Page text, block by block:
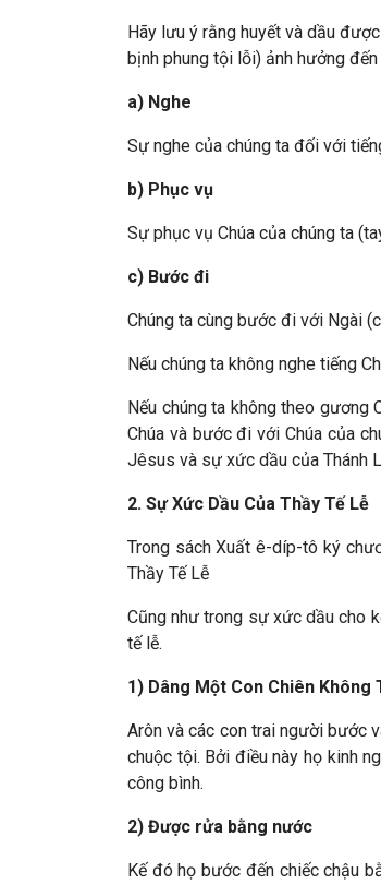
Hãy lưu ý rằng huyết và dầu
bịnh phung tội lỗi) ảnh hưởng
a) Nghe
Sự nghe của chúng ta đối với
b) Phục vụ
Sự phục vụ Chúa của chúng ta
c) Bước đi
Chúng ta cùng bước đi với Ngài
Nếu chúng ta không nghe tiếng
Nếu chúng ta không theo gương
Chúa và bước đi với Chúa của
Jêsus và sự xức dầu của Thánh
2. Sự Xức Dầu Của Thầy Tế Lễ
Trong sách Xuất ê-díp-tô ký
Thầy Tế Lễ
Cũng như trong sự xức dầu cho
tế lễ.
1) Dâng Một Con Chiên Không
Arôn và các con trai người bước
chuộc tội. Bởi điều này họ kinh
công bình.
2) Được rửa bằng nước
Kế đó họ bước đến chiếc chậu